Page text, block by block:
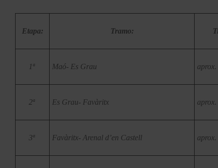
Etapa: Tramo:
1ª Maó- Es Grau
2ª Es Grau- Favàritx
3ª Favàritx- Arenal d’en Castell